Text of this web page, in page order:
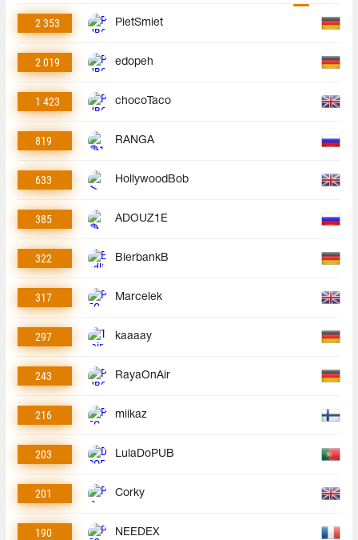
2 353 PietSmiet
2 019 edopeh
1 423 chocoTaco
819 RANGA
633 HollywoodBob
385 ADOUZ1E
322 BierbankB
317 Marcelek
297 kaaaay
243 RayaOnAir
216 miikaz
203 LulaDoPUB
201 Corky
190 NEEDEX